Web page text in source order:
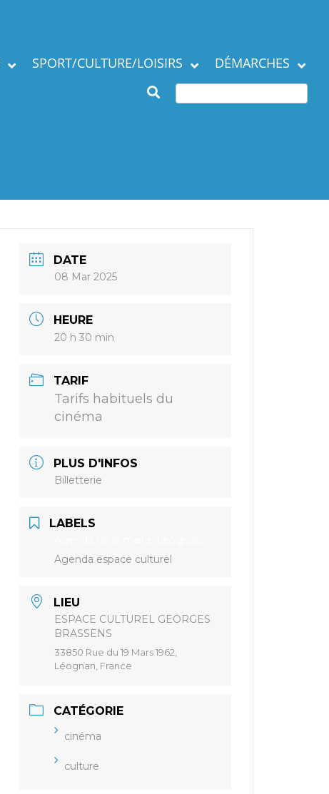
SPORT/CULTURE/LOISIRS
associations
DÉMARCHES
DATE
08 Mar 2025
HEURE
20 h 30 min
TARIF
Tarifs habituels du
cinéma
PLUS D'INFOS
Billetterie
LABELS
Agenda espace culturel
LIEU
ESPACE CULTUREL GEORGES
BRASSENS
33850 Rue du 19 Mars 1962,
Léognan, France
CATÉGORIE
cinéma
culture